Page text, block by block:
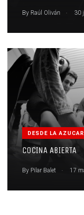
By Raúl Oliván . 30
DESDE LA
COCINA ABIERTA
By Pilar Balet 17